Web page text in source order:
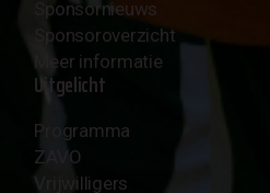
Sponsornieuws
Sponsoroverzicht
Meer informatie
Uitgelicht
Programma
ZAVO
Vrijwilligers